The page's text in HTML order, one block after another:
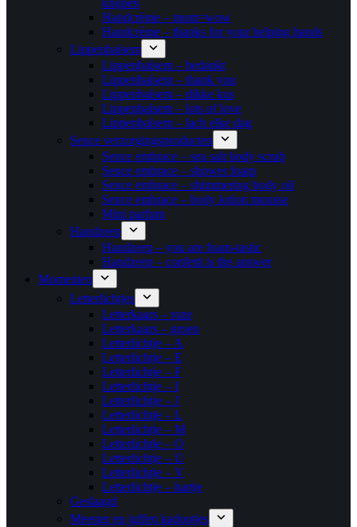
knijpen
Handcrème – mom=wow
Handcrème – thanks for your helping hands
Lippenbalsem
Lippenbalsem – bedankt
Lippenbalsem – thank you
Lippenbalsem – dikke kus
Lippenbalsem – lots of love
Lippenbalsem – lach elke dag
Sence verzorgingsproducten
Sence embrace – sea salt body scrub
Sence embrace – shower foam
Sence embrace – shimmering body oil
Sence embrace – body lotion mousse
Mini parfum
Handzeep
Handzeep – you are foam-tastic
Handzeep – confetti is the answer
Momenten
Letterlichtjes
Letterkaars – roze
Letterkaars – groen
Letterlichtje – A
Letterlichtje – E
Letterlichtje – F
Letterlichtje – I
Letterlichtje – J
Letterlichtje – L
Letterlichtje – M
Letterlichtje – O
Letterlichtje – U
Letterlichtje – V
Letterlichtje – hartje
Geslaagd
Meester en juffen kadootjes